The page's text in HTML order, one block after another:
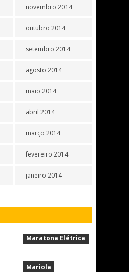
novembro 2014
outubro 2014
setembro 2014
agosto 2014
maio 2014
abril 2014
março 2014
fevereiro 2014
janeiro 2014
Maratona Elétrica
Mariola